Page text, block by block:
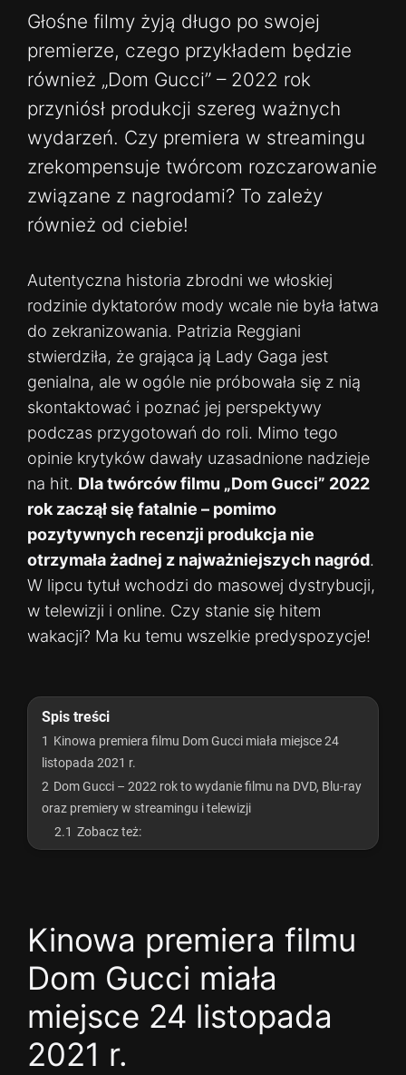
Głośne filmy żyją długo po swojej
premierze, czego przykładem będzie
również „Dom Gucci” – 2022 rok
przyniósł produkcji szereg ważnych
wydarzeń. Czy premiera w streamingu
zrekompensuje twórcom rozczarowanie
związane z nagrodami? To zależy
również od ciebie!
Autentyczna historia zbrodni we włoskiej
rodzinie dyktatorów mody wcale nie była łatwa
do zekranizowania. Patrizia Reggiani
stwierdziła, że grająca ją Lady Gaga jest
genialna, ale w ogóle nie próbowała się z nią
skontaktować i poznać jej perspektywy
podczas przygotowań do roli. Mimo tego
opinie krytyków dawały uzasadnione nadzieje
na hit. Dla twórców filmu „Dom Gucci” 2022
rok zaczął się fatalnie – pomimo
pozytywnych recenzji produkcja nie
otrzymała żadnej z najważniejszych nagród.
W lipcu tytuł wchodzi do masowej dystrybucji,
w telewizji i online. Czy stanie się hitem
wakacji? Ma ku temu wszelkie predyspozycje!
Spis treści
1 Kinowa premiera filmu Dom Gucci miała miejsce 24
listopada 2021 r.
2 Dom Gucci – 2022 rok to wydanie filmu na DVD, Blu-ray
oraz premiery w streamingu i telewizji
2.1 Zobacz też:
Kinowa premiera filmu
Dom Gucci miała
miejsce 24 listopada
2021 r.